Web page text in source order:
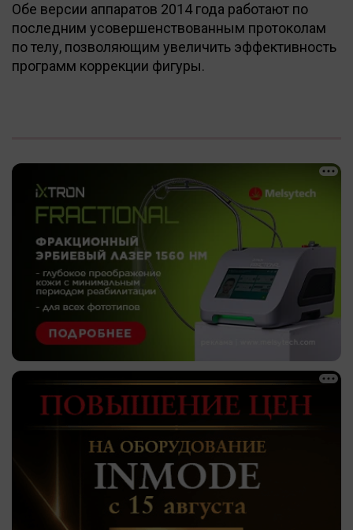
Обе версии аппаратов 2014 года работают по
последним усовершенствованным протоколам
по телу, позволяющим увеличить эффективность
программ коррекции фигуры.